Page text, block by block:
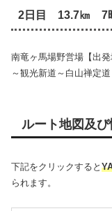
2日目 13.7㎞ 7
南竜ヶ馬場野営場【出
～観光新道～白山禅定道
ルート地図及び
下記をクリックすると
られます。